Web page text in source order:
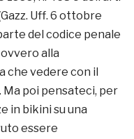
Uff. 6 ottobre
del codice penale
ovvero alla
che vedere con il
poi pensateci, per
in bikini su una
essere